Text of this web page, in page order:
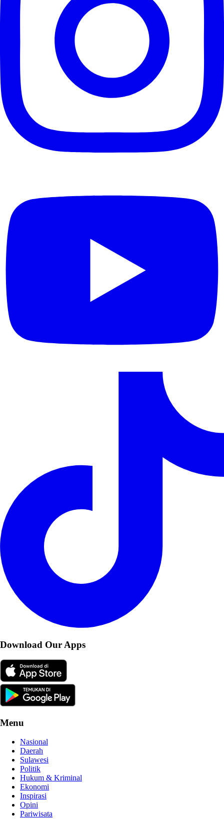
Download Our Apps
Menu
Nasional
Daerah
Sulawesi
Politik
Hukum & Kriminal
Ekonomi
Inspirasi
Opini
Pariwisata